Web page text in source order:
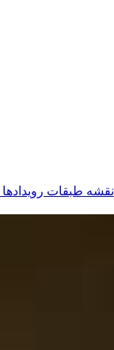
نقشه طبقات رویداد‌ها